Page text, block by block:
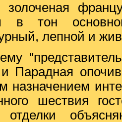
золоченая
в тон
лепной и
Парадная
назначением
шествия
отделки